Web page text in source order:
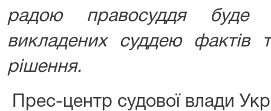
радою правосуддя буде
викладених суддею фактів
рішення.
Прес-центр судової влади